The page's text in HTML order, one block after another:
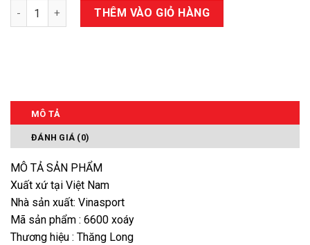
Số lượng THÊM VÀO GIỎ HÀNG
MÔ TẢ
ĐÁNH GIÁ (0)
MÔ TẢ SẢN PHẨM
Xuất xứ tại Việt Nam
Nhà sản xuất: Vinasport
Mã sản phẩm : 6600 xoáy
Thương hiệu : Thăng Long